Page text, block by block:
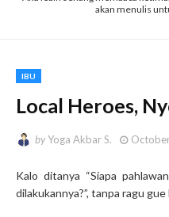
akan menulis
IBU
Local Heroes,
byYoga Akbar S.
Kalo ditanya “Siapa
dilakukannya?”, tanpa ragu